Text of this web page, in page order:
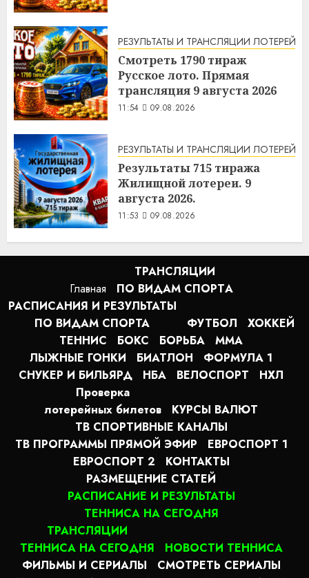
РЕЗУЛЬТАТЫ И ТРАНСЛЯЦИИ ЛОТЕРЕЙ
Смотреть 1790 тираж
Русское лото. Прямая
трансляция 9 августа 2026
11:54 09.08.2026
РЕЗУЛЬТАТЫ И ТРАНСЛЯЦИИ ЛОТЕРЕЙ
Результаты 715 тиража
Жилищной лотереи. 9
августа 2026.
11:53 09.08.2026
Главная
ТРАНСЛЯЦИИ
ПО ВИДАМ СПОРТA
РАСПИСАНИЯ И РЕЗУЛЬТАТЫ
ПО ВИДАМ СПОРТА
ФУТБОЛ
ХОККЕЙ
ТЕННИС
БОКС БОРЬБА
MMA
ЛЫЖНЫЕ ГОНКИ
БИАТЛОН
ФОРМУЛА 1
СНУКЕР И БИЛЬЯРД
НБА ВЕЛОСПОРТ
НХЛ
Проверка
лотерейных билетов
КУРСЫ ВАЛЮТ
ТВ СПОРТИВНЫЕ КАНАЛЫ
ТВ ПРОГРАММЫ ПРЯМОЙ ЭФИР
ЕВРОСПОРТ 1
ЕВРОСПОРТ 2
КОНТАКТЫ
РАЗМЕЩЕНИЕ СТАТЕЙ
РАСПИСАНИЕ И РЕЗУЛЬТАТЫ
ТЕННИСА НА СЕГОДНЯ
ТРАНСЛЯЦИИ
ТЕННИСА НА СЕГОДНЯ
НОВОСТИ ТЕННИСА
ФИЛЬМЫ И СЕРИАЛЫ
СМОТРЕТЬ СЕРИАЛЫ